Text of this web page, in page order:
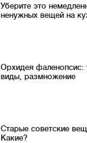
Уберите это
ненужных вещей на
Орхидея фаленопсис:
виды, размножение
Старые советские
Какие?